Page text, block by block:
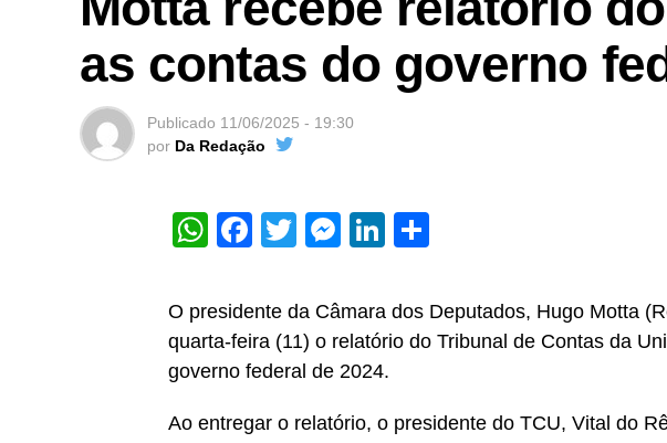
as contas do governo
Publicado 11/06/2025 - 19:30
por Da Redação
WhatsApp
Facebook
TwitterMessenger
LinkedIn
O presidente da Câmara dos Deputados, Hugo Motta
quarta-feira (11) o relatório do Tribunal de Contas da
governo federal de 2024.
Ao entregar o relatório, o presidente do TCU, Vital do